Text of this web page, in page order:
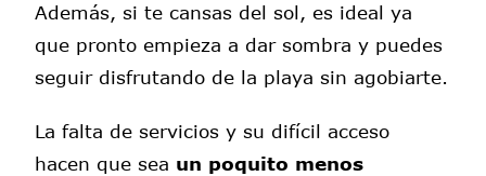
Además, si te cansas del sol, es ideal ya
que pronto empieza a dar sombra y puedes
seguir disfrutando de la playa sin agobiarte.
La falta de servicios y su difícil acceso
hacen que sea un poquito menos